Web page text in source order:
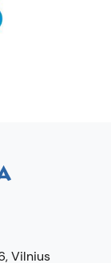
Vilnius